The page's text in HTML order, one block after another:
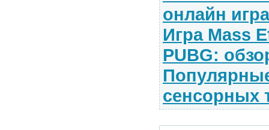
онлайн игра
Игра Mass
PUBG:
сенсорных